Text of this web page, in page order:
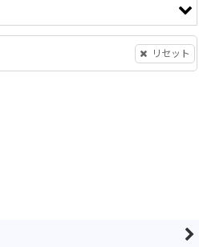
ンからお選びいただけます。
Turquoise / BOB-24
ンジン、シンナー、漂白剤等は
リセット